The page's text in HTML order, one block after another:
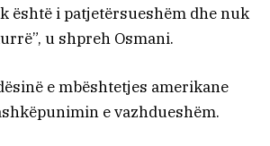
është i patjetërsueshëm dhe nuk
u shpreh Osmani.
e mbështetjes amerikane
e vazhdueshëm.